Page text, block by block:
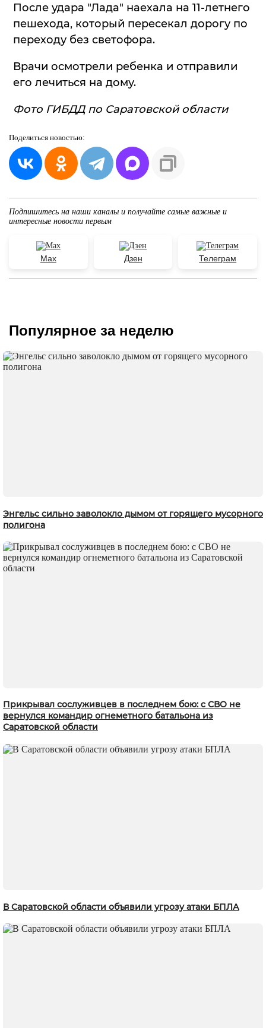
После удара "Лада" наехала на 11-летнего
пешехода, который пересекал дорогу по
переходу без светофора.
Врачи осмотрели ребенка и отправили
его лечиться на дому.
Фото ГИБДД по Саратовской области
Поделиться новостью:
Подпишитесь на наши каналы и получайте самые важные и
интересные новости первым
Max Дзен Телеграм
Популярное за неделю
Энгельс сильно заволокло дымом от горящего мусорного
полигона
Прикрывал сослуживцев в последнем бою: с СВО не
вернулся командир огнеметного батальона из
Саратовской области
В Саратовской области объявили угрозу атаки БПЛА